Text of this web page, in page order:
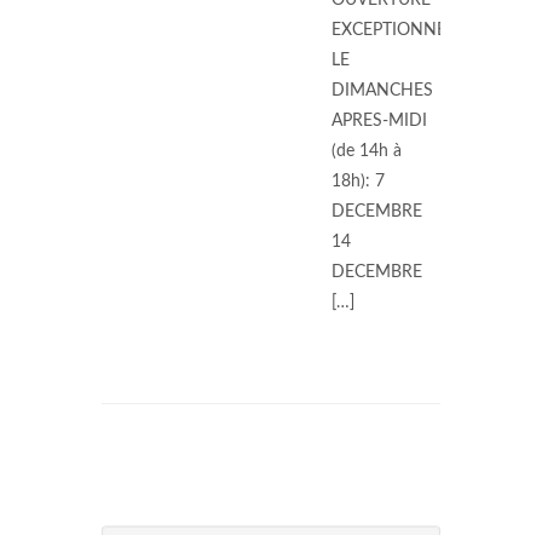
EXCEPTIONNELLE
LE
DIMANCHES
APRES-MIDI
(de 14h à
18h): 7
DECEMBRE
14
DECEMBRE
[…]